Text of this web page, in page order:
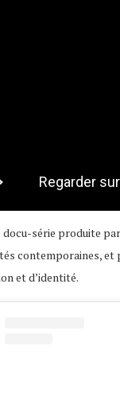
série produite
contemporaines, et
et d’identité.